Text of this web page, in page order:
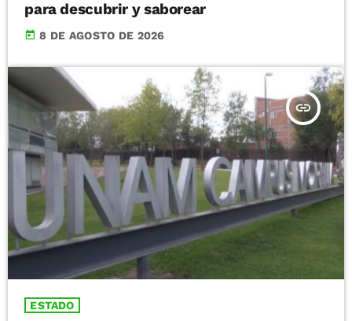
para descubrir y saborear
today 8 DE AGOSTO DE 2026
insert_link
ESTADO